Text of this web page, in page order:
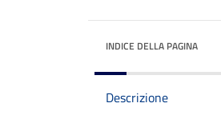
INDICE DELLA PAGINA
Descrizione